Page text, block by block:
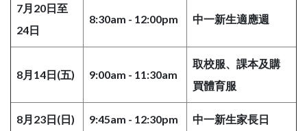
7月20日至
24日
8:30am - 12:00pm 中一新生適應週
8月14日(五) 9:00am - 11:30am
取校服、課本及購
買體育服
8月23日(日) 9:45am - 12:30pm 中一新生家長日